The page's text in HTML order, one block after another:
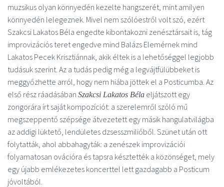
muzsikus olyan könnyedén kezelte hangszerét, mint amilyen
könnyedén lelegeznek. Mivel nem szólóestről volt szó, ezért
Szakcsi Lakatos Béla engedte kibontakozni zenésztársait is, tág
improvizációs teret engedve mind Balázs Elemérnek mind
Lakatos Pecek Krisztiánnak, akik éltek is a lehetőséggel legjobb
tudásuk szerint. Az a tudás pedig még a legvájtfülübbeket is
meggyőzhette arról, hogy nem hiába jöttek el a Posticumba. Az
első rész ráadásában Szakcsi Lakatos Béla eljátszott egy
zongorára írt saját kompozíciót: a szerelemről szóló mű
megszeppentő szépsége átvezetett egy másik hangulatvilágba
az addigi lüktető, lendületes dzsesszmiliőből. Szünet után ott
folytatták, ahol abbahagyták: a zenészek improvizációi
folyamatosan ovációra és tapsra késztették a közönséget, mely
egy újabb emlékezetes koncerttel lett gazdagabb a Posticum
jóvoltából.